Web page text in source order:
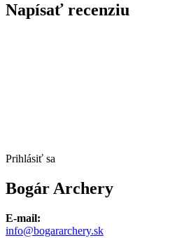
Napísať recenziu
Prihlásiť sa
Bogár Archery
E-mail:
info@bogararchery.sk